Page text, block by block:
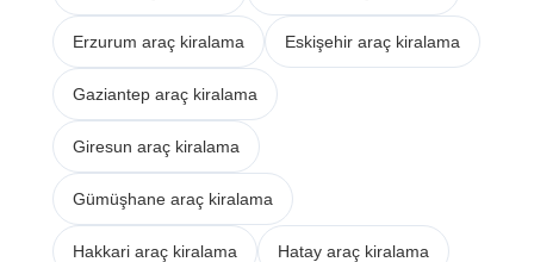
Erzurum araç kiralama Eskişehir araç kiralama
Gaziantep araç kiralama
Giresun araç kiralama
Gümüşhane araç kiralama
Hakkari araç kiralama Hatay araç kiralama